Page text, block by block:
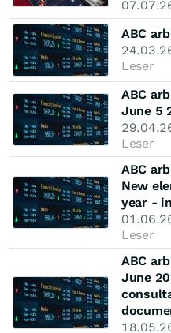
ABC
Leser
ABC
June 5
Leser
ABC
New
year -
Leser
ABC
June